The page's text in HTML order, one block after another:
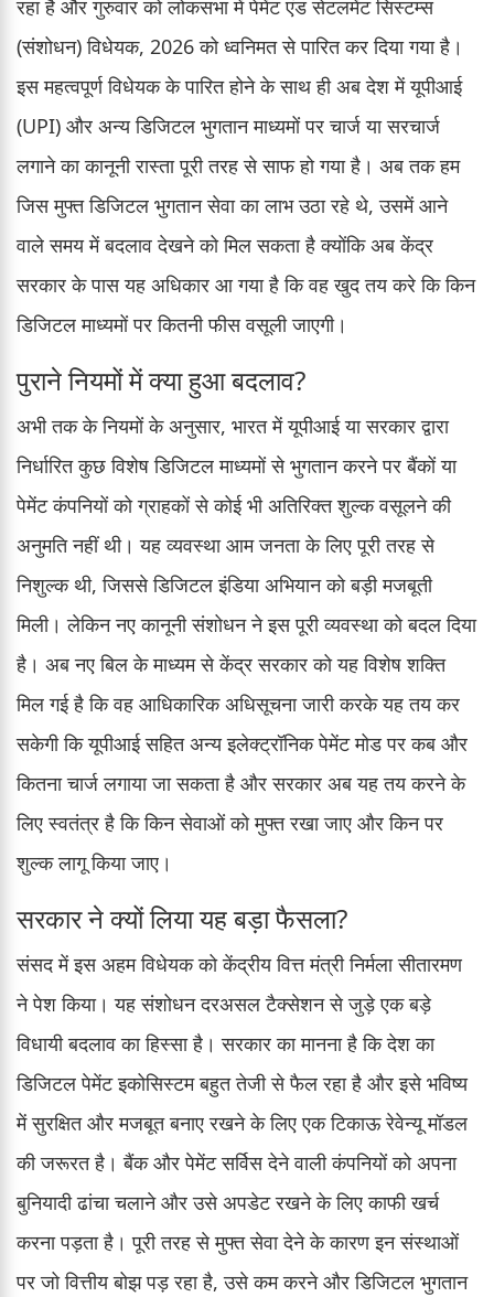
रहा है और गुरुवार को लोकसभा में पेमेंट एंड सेटलमेंट सिस्टम्स
(संशोधन) विधेयक, 2026 को ध्वनिमत से पारित कर दिया गया है।
इस महत्वपूर्ण विधेयक के पारित होने के साथ ही अब देश में यूपीआई
(UPI) और अन्य डिजिटल भुगतान माध्यमों पर चार्ज या सरचार्ज
लगाने का कानूनी रास्ता पूरी तरह से साफ हो गया है। अब तक हम
जिस मुफ्त डिजिटल भुगतान सेवा का लाभ उठा रहे थे, उसमें आने
वाले समय में बदलाव देखने को मिल सकता है क्योंकि अब केंद्र
सरकार के पास यह अधिकार आ गया है कि वह खुद तय करे कि किन
डिजिटल माध्यमों पर कितनी फीस वसूली जाएगी।
पुराने नियमों में क्या हुआ बदलाव?
अभी तक के नियमों के अनुसार, भारत में यूपीआई या सरकार द्वारा
निर्धारित कुछ विशेष डिजिटल माध्यमों से भुगतान करने पर बैंकों या
पेमेंट कंपनियों को ग्राहकों से कोई भी अतिरिक्त शुल्क वसूलने की
अनुमति नहीं थी। यह व्यवस्था आम जनता के लिए पूरी तरह से
निशुल्क थी, जिससे डिजिटल इंडिया अभियान को बड़ी मजबूती
मिली। लेकिन नए कानूनी संशोधन ने इस पूरी व्यवस्था को बदल दिया
है। अब नए बिल के माध्यम से केंद्र सरकार को यह विशेष शक्ति
मिल गई है कि वह आधिकारिक अधिसूचना जारी करके यह तय कर
सकेगी कि यूपीआई सहित अन्य इलेक्ट्रॉनिक पेमेंट मोड पर कब और
कितना चार्ज लगाया जा सकता है और सरकार अब यह तय करने के
लिए स्वतंत्र है कि किन सेवाओं को मुफ्त रखा जाए और किन पर
शुल्क लागू किया जाए।
सरकार ने क्यों लिया यह बड़ा फैसला?
संसद में इस अहम विधेयक को केंद्रीय वित्त मंत्री निर्मला सीतारमण
ने पेश किया। यह संशोधन दरअसल टैक्सेशन से जुड़े एक बड़े
विधायी बदलाव का हिस्सा है। सरकार का मानना है कि देश का
डिजिटल पेमेंट इकोसिस्टम बहुत तेजी से फैल रहा है और इसे भविष्य
में सुरक्षित और मजबूत बनाए रखने के लिए एक टिकाऊ रेवेन्यू मॉडल
की जरूरत है। बैंक और पेमेंट सर्विस देने वाली कंपनियों को अपना
बुनियादी ढांचा चलाने और उसे अपडेट रखने के लिए काफी खर्च
करना पड़ता है। पूरी तरह से मुफ्त सेवा देने के कारण इन संस्थाओं
पर जो वित्तीय बोझ पड़ रहा है, उसे कम करने और डिजिटल भुगतान